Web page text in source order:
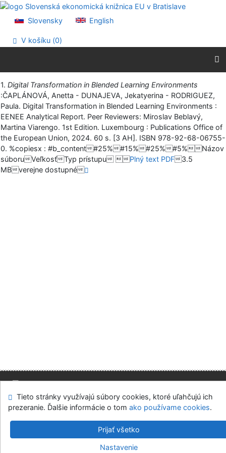
Prejsť na obsah
Prehlásenie o webovej prístupnosti
Slovensky English
V košíku (0)
Vytlačiť
1. Digital Transformation in Blended Learning Environments
:ČAPLÁNOVÁ, Anetta - DUNAJEVA, Jekatyerina - RODRIGUEZ,
Paula. Digital Transformation in Blended Learning Environments :
EENEE Analytical Report. Peer Reviewers: Miroslav Beblavý,
Martina Viarengo. 1st Edition. Luxembourg : Publications Office of
the European Union, 2024. 60 s. [3 AH]. ISBN 978-92-68-06755-
0. %copiesx : #b_content#25%#15%#25%#5%Názov
súboruVeľkosťTyp prístupu Plný text PDF 3.5
MBverejne dostupné
Mapa stránok Prístupnosť
Súkromie
Modul OpenSearch
Napíšte nám Nastavenie cookies
Slovenská ekonomická knižnica EU v Bratislave
v.4.8.63a-Cosmotron Slovakia, s.r.o.
Tieto stránky využívajú súbory cookies, ktoré uľahčujú ich
prezeranie. Ďalšie informácie o tom ako používame cookies.
Prijať všetko
Nastavenie